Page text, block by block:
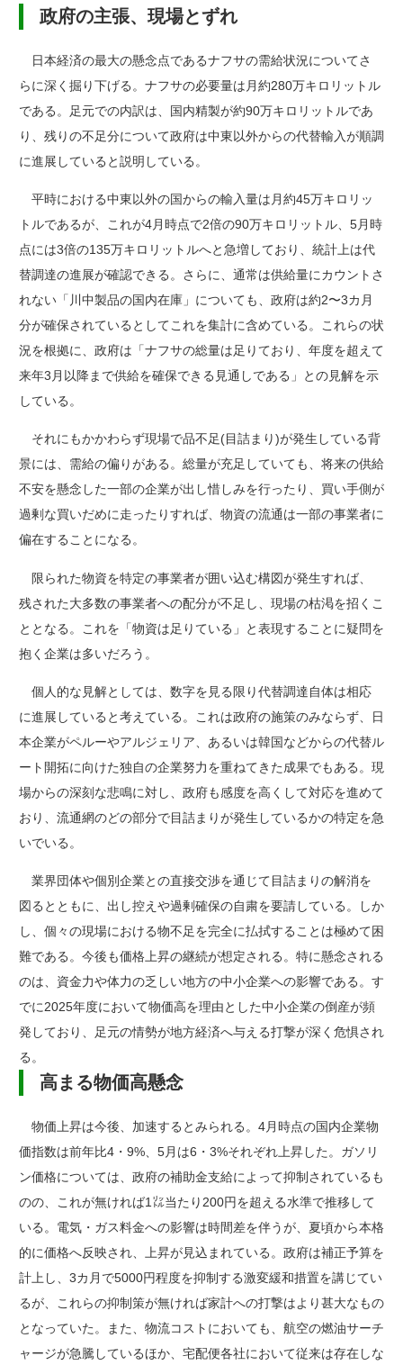
政府の主張、現場とずれ
日本経済の最大の懸念点であるナフサの需給状況についてさ
らに深く掘り下げる。ナフサの必要量は月約280万キロリットル
である。足元での内訳は、国内精製が約90万キロリットルであ
り、残りの不足分について政府は中東以外からの代替輸入が順調
に進展していると説明している。
平時における中東以外の国からの輸入量は月約45万キロリッ
トルであるが、これが4月時点で2倍の90万キロリットル、5月時
点には3倍の135万キロリットルへと急増しており、統計上は代
替調達の進展が確認できる。さらに、通常は供給量にカウントさ
れない「川中製品の国内在庫」についても、政府は約2〜3カ月
分が確保されているとしてこれを集計に含めている。これらの状
況を根拠に、政府は「ナフサの総量は足りており、年度を超えて
来年3月以降まで供給を確保できる見通しである」との見解を示
している。
それにもかかわらず現場で品不足(目詰まり)が発生している背
景には、需給の偏りがある。総量が充足していても、将来の供給
不安を懸念した一部の企業が出し惜しみを行ったり、買い手側が
過剰な買いだめに走ったりすれば、物資の流通は一部の事業者に
偏在することになる。
限られた物資を特定の事業者が囲い込む構図が発生すれば、
残された大多数の事業者への配分が不足し、現場の枯渇を招くこ
ととなる。これを「物資は足りている」と表現することに疑問を
抱く企業は多いだろう。
個人的な見解としては、数字を見る限り代替調達自体は相応
に進展していると考えている。これは政府の施策のみならず、日
本企業がペルーやアルジェリア、あるいは韓国などからの代替ル
ート開拓に向けた独自の企業努力を重ねてきた成果でもある。現
場からの深刻な悲鳴に対し、政府も感度を高くして対応を進めて
おり、流通網のどの部分で目詰まりが発生しているかの特定を急
いでいる。
業界団体や個別企業との直接交渉を通じて目詰まりの解消を
図るとともに、出し控えや過剰確保の自粛を要請している。しか
し、個々の現場における物不足を完全に払拭することは極めて困
難である。今後も価格上昇の継続が想定される。特に懸念される
のは、資金力や体力の乏しい地方の中小企業への影響である。す
でに2025年度において物価高を理由とした中小企業の倒産が頻
発しており、足元の情勢が地方経済へ与える打撃が深く危惧され
る。
高まる物価高懸念
物価上昇は今後、加速するとみられる。4月時点の国内企業物
価指数は前年比4・9%、5月は6・3%それぞれ上昇した。ガソリ
ン価格については、政府の補助金支給によって抑制されているも
のの、これが無ければ1㍑当たり200円を超える水準で推移して
いる。電気・ガス料金への影響は時間差を伴うが、夏頃から本格
的に価格へ反映され、上昇が見込まれている。政府は補正予算を
計上し、3カ月で5000円程度を抑制する激変緩和措置を講じてい
るが、これらの抑制策が無ければ家計への打撃はより甚大なもの
となっていた。また、物流コストにおいても、航空の燃油サーチ
ャージが急騰しているほか、宅配便各社において従来は存在しな